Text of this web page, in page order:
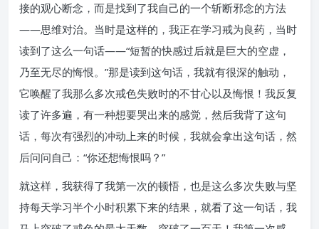
接的观心断念，而是找到了我自己的一个斩断邪念的方法
——思维对治。当时是这样的，我正在学习戒为良药，当时
读到了这么一句话——“短暂的快感过后就是巨大的空虚，
乃至无尽的悔恨。”那是读到这句话，我就有很深的触动，
它唤醒了我那么多次戒色失败时的不甘心以及悔恨！我反复
读了许多遍，有一种想要哭出来的感觉，然后我背了这句
话，每次有强烈的冲动上来的时候，我就会拿出这句话，然
后问问自己：“你还想悔恨吗？”
就这样，我获得了我第一次的顿悟，也是这么多次失败与坚
持每天学习半个小时积累下来的结果，就看了这一句话，我